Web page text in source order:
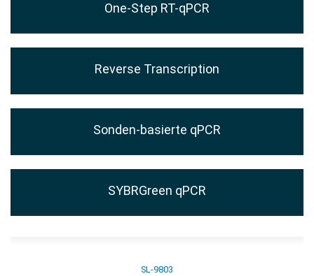
One-Step RT-qPCR
Reverse Transcription
Sonden-basierte qPCR
SYBRGreen qPCR
SL-9803